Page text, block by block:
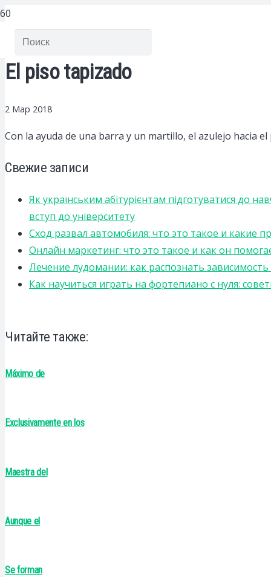
El piso tapizado
2 Мар 2018
Con la ayuda de una barra y un martillo, el azulejo hacia
Свежие записи
Як українським абітурієнтам підготуватися до
вступ до університету
Сход развал автомобиля: что это такое и какие
Онлайн маркетинг: что это такое и как он
Лечение лудомании: как распознать
Как научиться играть на фортепиано с нуля:
Читайте также:
Máximo de
Exclusivamente en los
Maestra del
Aunque el
Se forman